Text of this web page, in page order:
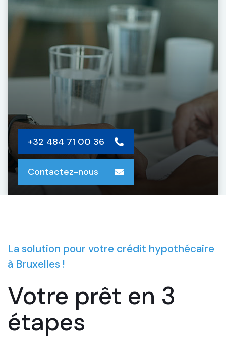
+32 484 71 00 36
Contactez-nous
La solution pour votre crédit hypothécaire
à Bruxelles !
Votre prêt en 3
étapes